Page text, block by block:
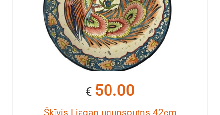
€ 50.00
Šķīvis Ljagan ugunsputns 42cm